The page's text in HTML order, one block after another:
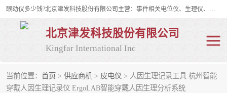
眼动仪多少钱?北京津发科技股份有限公司主营：事件相关电位仪、生理仪、肌电仪、脑电仪、皮电仪、眼动仪；是国家级高新技术企业、科技部认定的科技型中小企业和中关村高新技术企业，具备保密资格，具备自主进出口经营权；自主研发技术、产品与服务荣获多项省部级科学技术奖励、国家发明专利、国家软件著作权和省部级新技术新产品（服务）认证。
北京津发科技股份有限公司
Kingfar International Inc
当前位置： 首页 > 供应商机 > 皮电仪 > 人因生理记录工具 杭州智能
穿戴人因生理记录仪 ErgoLAB智能穿戴人因生理分析系统
皮电仪 脑电仪